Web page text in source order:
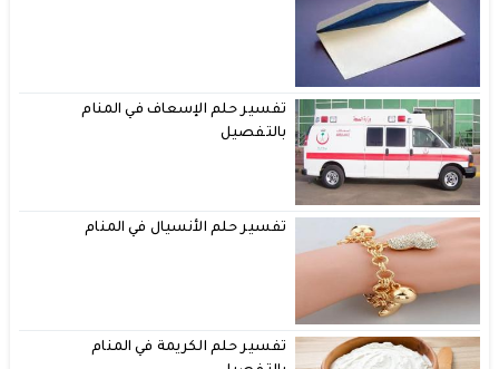
تفسير حلم الإسعاف في المنام
بالتفصيل
تفسير حلم الأنسيال في المنام
تفسير حلم الكريمة في المنام